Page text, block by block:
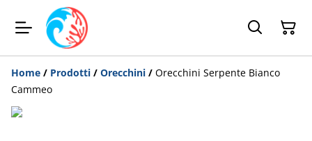
Home / Prodotti / Orecchini / Orecchini Serpente Bianco
Cammeo